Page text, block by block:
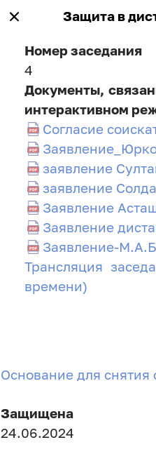
Защита в
Номер заседания
4
Документы,
интерактивном
Согласие
заявление
заявление
Заявление
Заявление
Заявление-
Трансляция
времени)
Основание для снятия
Защищена
24.06.2024